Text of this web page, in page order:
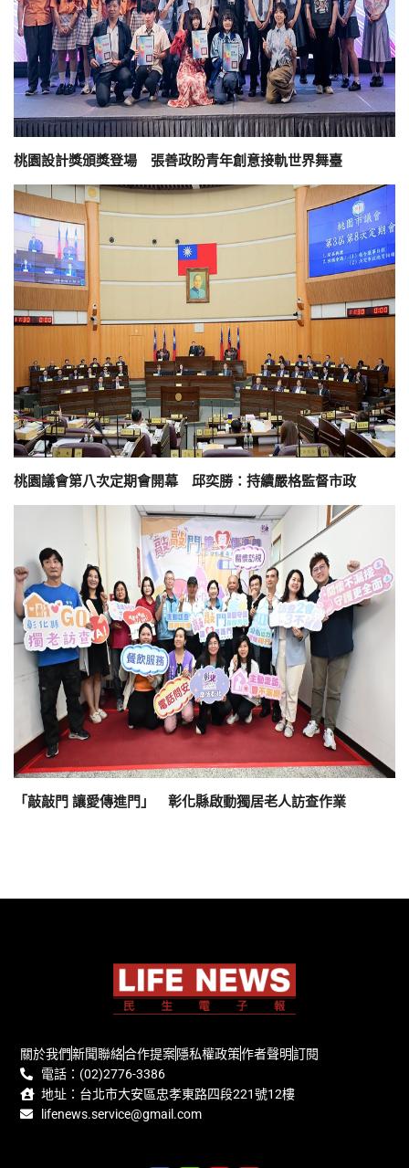
桃園設計獎頒獎登場 張善政盼青年創意接軌世界舞臺
桃園議會第八次定期會開幕 邱奕勝：持續嚴格監督市政
「敲敲門 讓愛傳進門」 彰化縣啟動獨居老人訪查作業
關於我們新聞聯絡合作提案隱私權政策作者聲明訂閱
電話：(02)2776-3386
地址：台北市大安區忠孝東路四段221號12樓
lifenews.service@gmail.com